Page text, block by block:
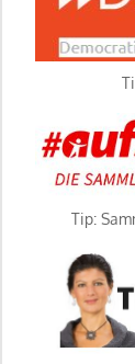
Tip: